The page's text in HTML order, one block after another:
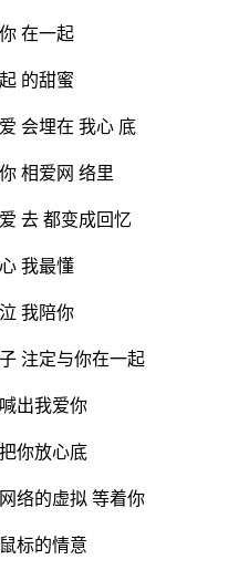
在一起
的甜蜜
会埋在 我心 底
相爱网 络里
去 都变成回忆
我最懂
我陪你
注定与你在一起
出我爱你
你放心底
络的虚拟 等着你
标的情意